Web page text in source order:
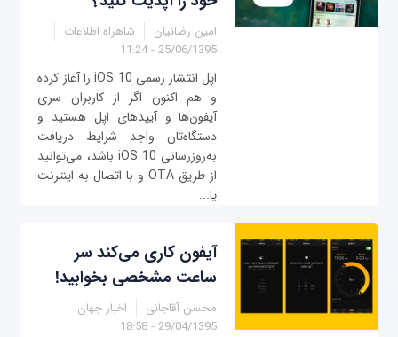
امین رضائیان
شاهراه اطلاعات
25/06/1395 - 11:24
اپل انتشار رسمی iOS 10 را آغاز کرده
و هم اکنون اگر از کاربران سری
آیفون‌ها و آیپدهای اپل هستید و
دستگاه‌تان واجد شرایط دریافت
به‌روزرسانی iOS 10 باشد، می‌توانید
از طریق OTA و با اتصال به اینترنت
یا...
آیفون کاری می‌کند سر
ساعت مشخصی بخوابید!
محسن آقاجانی
اخبار جهان
29/04/1395 - 18:58